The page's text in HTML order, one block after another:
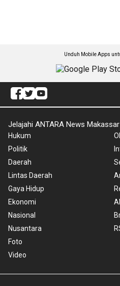
Unduh Mobile Apps
Jelajahi ANTARA News Makassar
Hukum
Politik
Daerah
Lintas Daerah
Gaya Hidup
Ekonomi
Nasional
Nusantara
Foto
Video